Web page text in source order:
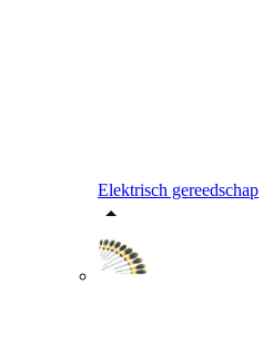
Elektrisch gereedschap